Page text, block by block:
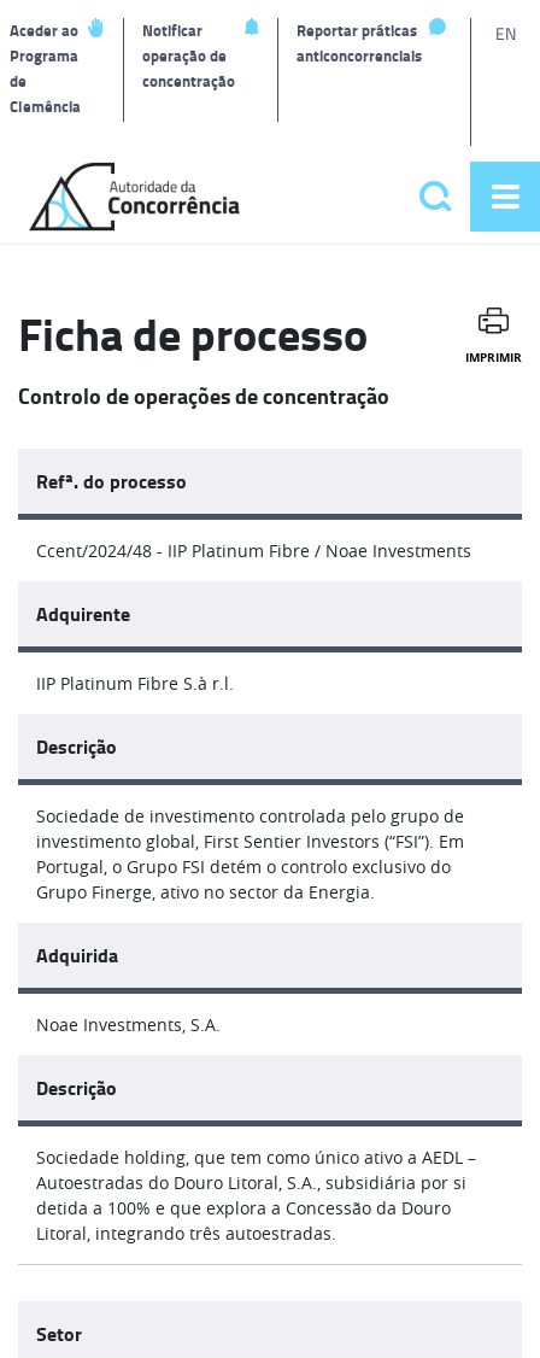
Aceder ao
Programa
de
Clemência
Notificar
operação de
concentração
Reportar práticas
anticoncorrenciais
EN
Página
inicial
Pesquisar
Ficha de processo IMPRIMIR
Controlo de operações de concentração
Refª. do processo
Ccent/2024/48 - IIP Platinum Fibre / Noae Investments
Adquirente
IIP Platinum Fibre S.à r.l.
Descrição
Sociedade de investimento controlada pelo grupo de
investimento global, First Sentier Investors (“FSI”). Em
Portugal, o Grupo FSI detém o controlo exclusivo do
Grupo Finerge, ativo no sector da Energia.
Adquirida
Noae Investments, S.A.
Descrição
Sociedade holding, que tem como único ativo a AEDL –
Autoestradas do Douro Litoral, S.A., subsidiária por si
detida a 100% e que explora a Concessão da Douro
Litoral, integrando três autoestradas.
Setor